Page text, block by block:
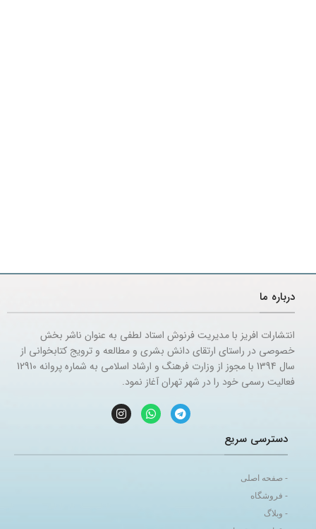
درباره ما
انتشارات افریز با مدیریت فرنوش استاد لطفی به عنوان ناشر بخش
خصوصی در راستای ارتقای دانش بشری و مطالعه و ترویج کتابخوانی از
سال 1394 با مجوز از وزارت فرهنگ و ارشاد اسلامی به شماره پروانه 12910
فعالیت رسمی خود را در شهر تهران آغاز نمود.
دسترسی سریع
- صفحه اصلی
- فروشگاه
- وبلاگ